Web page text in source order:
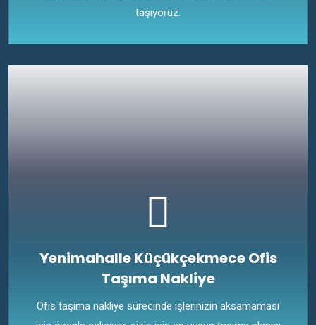
taşıyoruz.
Yenimahalle Küçükçekmece Ofis
Taşıma Nakliye
Ofis taşıma nakliye sürecinde işlerinizin aksamaması